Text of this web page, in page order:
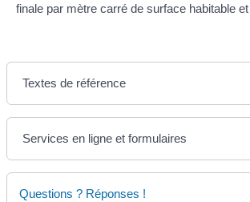
finale par mètre carré de surface habitable
Textes de référence
Services en ligne et formulaires
Questions ? Réponses !